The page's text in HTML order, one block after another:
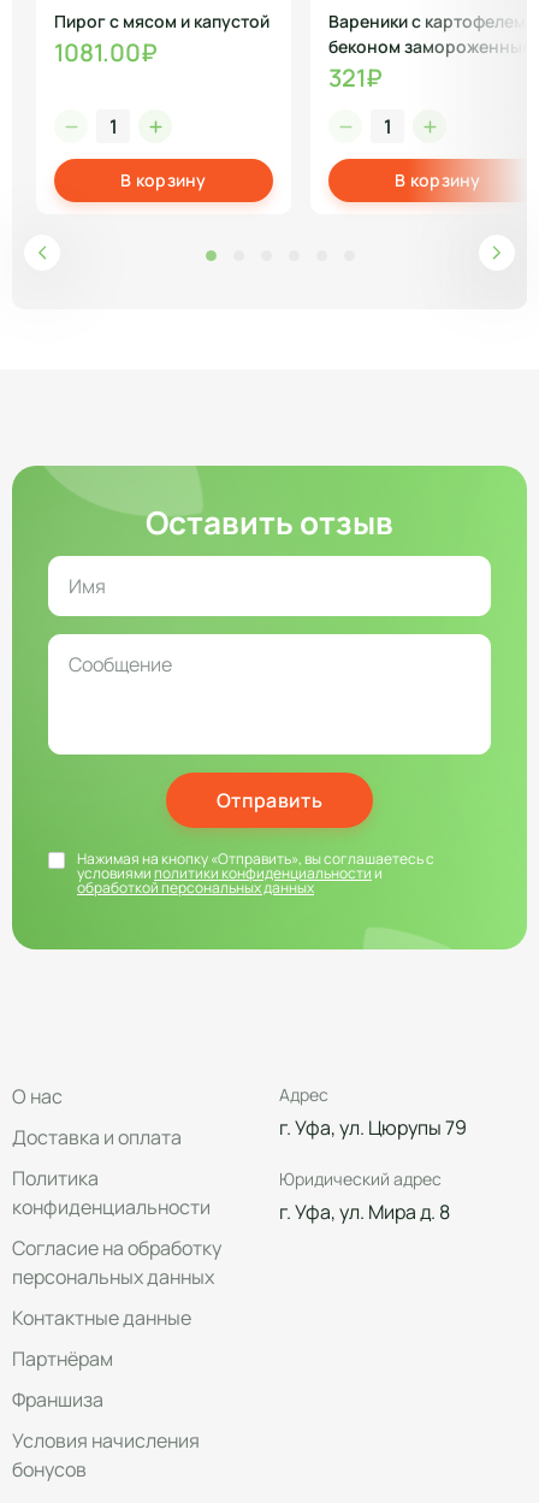
Пирог с мясом и капустой
1081.00₽
В корзину
Вареники с картофелем и
беконом замороженные
321₽
В корзину
Оставить отзыв
Отправить
Нажимая на кнопку «Отправить», вы соглашаетесь с
условиямиполитики конфиденциальностии
обработкой персональных данных
О нас
Доставка и оплата
Политика
конфиденциальности
Согласие на обработку
персональных данных
Контактные данные
Партнёрам
Франшиза
Условия начисления
бонусов
Адрес
г. Уфа, ул. Цюрупы 79
Юридический адрес
г. Уфа, ул. Мира д. 8